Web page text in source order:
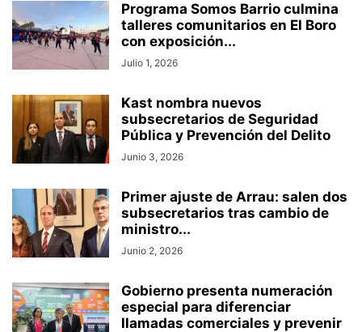
Programa Somos Barrio culmina
talleres comunitarios en El Boro
con exposición...
Julio 1, 2026
Kast nombra nuevos
subsecretarios de Seguridad
Pública y Prevención del Delito
Junio 3, 2026
Primer ajuste de Arrau: salen dos
subsecretarios tras cambio de
ministro...
Junio 2, 2026
Gobierno presenta numeración
especial para diferenciar
llamadas comerciales y prevenir